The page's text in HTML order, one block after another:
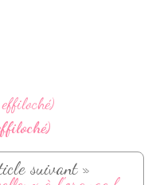
suivant »